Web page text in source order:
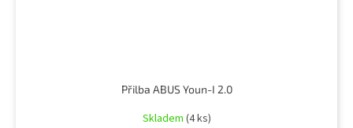
Přilba ABUS Youn-I 2.0
Skladem (4 ks)